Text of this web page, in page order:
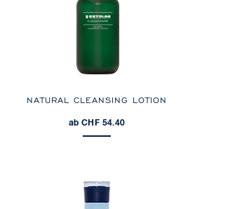
NATURAL CLEANSING LOTION
ab CHF 54.40